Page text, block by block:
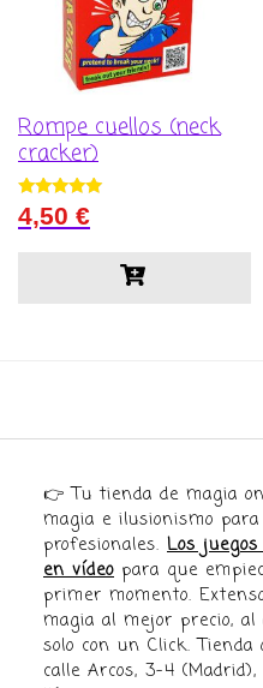
Rompe cuellos (neck
cracker)
Valorado con
5.00
4,50 €
👉 Tu tienda de magia
magia e ilusionismo
profesionales. Los
en vídeo para que
primer momento.
magia al mejor precio,
solo con un Click.
calle Arcos, 3-4